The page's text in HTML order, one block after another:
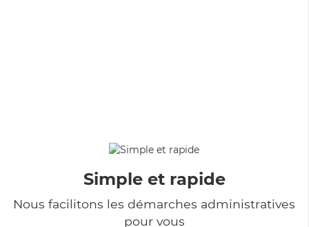
Simple et rapide
Nous facilitons les démarches administratives
pour vous